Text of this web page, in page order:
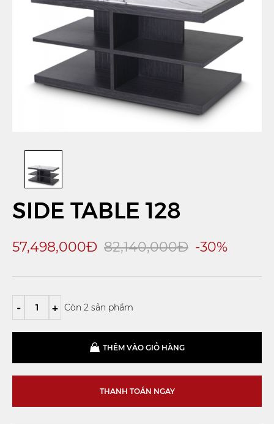
SIDE TABLE 128
57,498,000Đ 82,140,000Đ -30%
- + Còn 2 sản phẩm
THÊM VÀO GIỎ HÀNG
THANH TOÁN NGAY